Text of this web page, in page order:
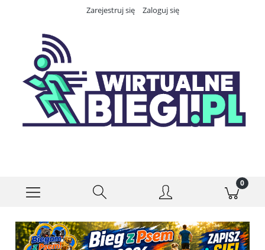
Zarejestruj się Zaloguj się